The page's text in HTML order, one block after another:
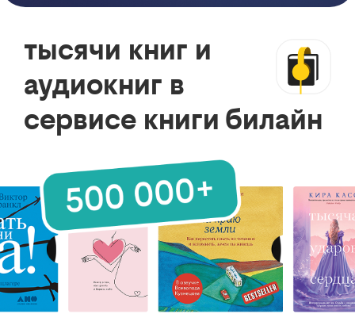
тысячи книг и
аудиокниг в
сервисе книги билайн